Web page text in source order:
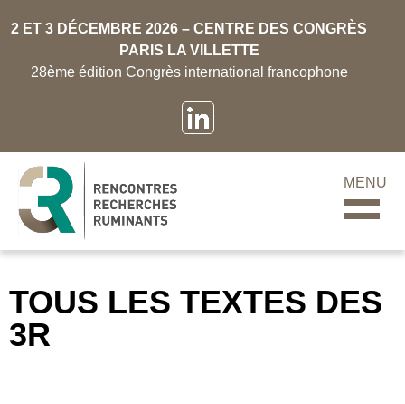
2 ET 3 DÉCEMBRE 2026 – CENTRE DES CONGRÈS
PARIS LA VILLETTE
28ème édition Congrès international francophone
MENU
TOUS LES TEXTES DES
3R